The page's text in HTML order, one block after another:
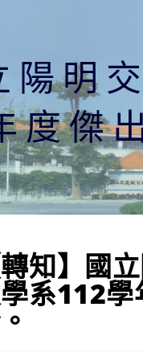
陽明
度傑
轉知】國
系112學